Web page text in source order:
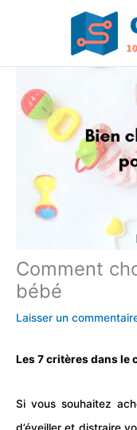
Comment
bébé
Laisser un
Les 7 critères dans le
Si vous souhaitez
d’éveiller et distraire